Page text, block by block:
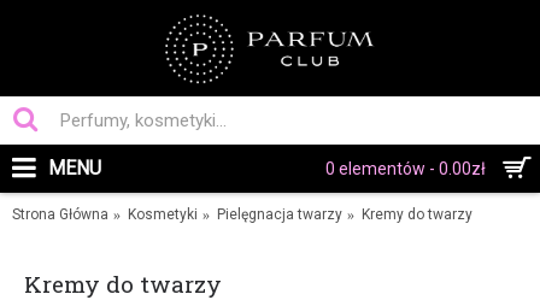
0 elementów - 0.00zł
MENU
Strona Główna Kosmetyki Pielęgnacja twarzy Kremy do twarzy
Kremy do twarzy